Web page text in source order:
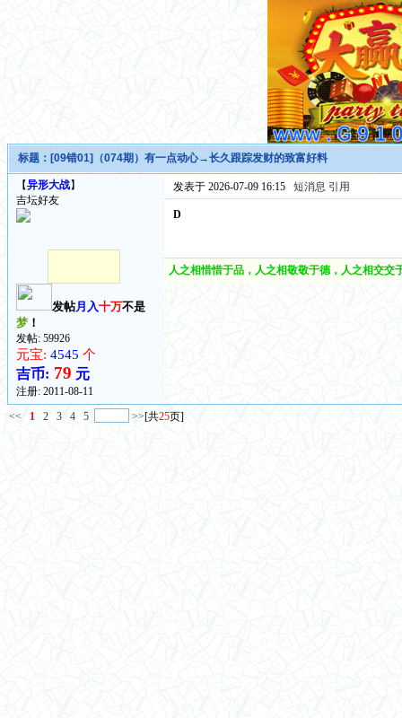
标题： [09错01]（074期）有一点动心→长久跟踪发财的致富好料
【异形大战】
吉坛好友
发帖月入十万不是
梦！
发帖: 59926
元宝: 4545 个
吉币: 79 元
注册: 2011-08-11
发表于 2026-07-09 16:15 短消息 引用
D
人之相惜惜于品，人之相敬敬于德，人之相交
<< 1 2 3 4 5 >>[共25页]